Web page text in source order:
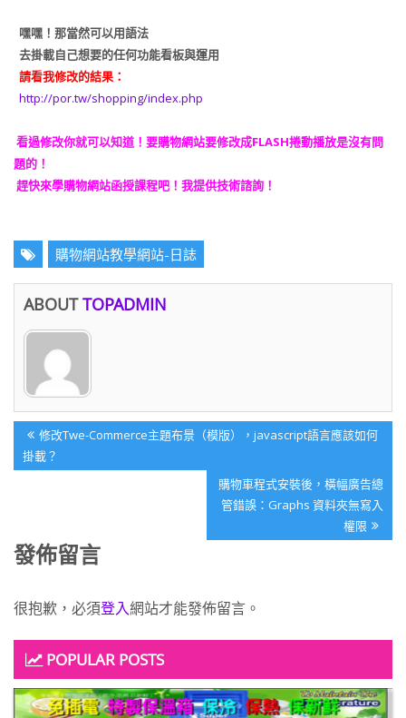
嘿嘿！那當然可以用語法
去掛載自己想要的任何功能看板與運用
請看我修改的結果：
http://por.tw/shopping/index.php
看過修改你就可以知道！要購物網站要修改成FLASH捲動播放是沒有問
題的！
趕快來學購物網站函授課程吧！我提供技術諮詢！
購物網站教學網站-日誌
ABOUT TOPADMIN
文
章
Previous
Post:
修改Twe-Commerce主題布景（模版），javascript語言應該如何
掛載？
Next
Post:
購物車程式安裝後，橫幅廣告總
管錯誤：Graphs 資料夾無寫入
權限
發佈留言
很抱歉，必須登入網站才能發佈留言。
POPULAR POSTS